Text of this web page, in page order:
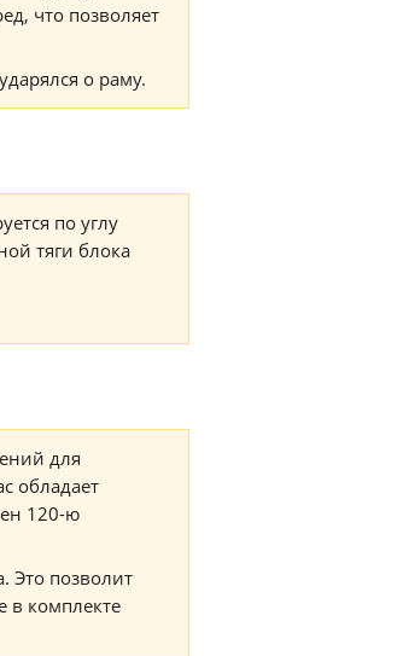
что позволяет
о раму.
по углу
тяги блока
для
обладает
120-ю
Это позволит
в комплекте